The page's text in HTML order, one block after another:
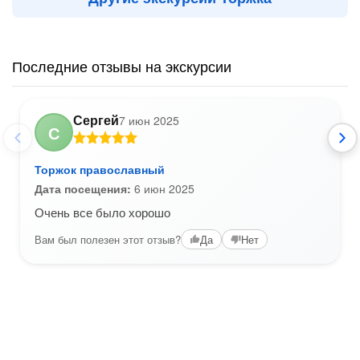
Последние отзывы на экскурсии
С
Сергей7 июн 2025
Торжок православный
Дата посещения: 6 июн 2025
Очень все было хорошо
Вам был полезен этот отзыв? Да Нет